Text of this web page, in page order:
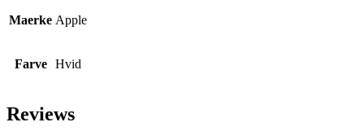
Maerke Apple
Farve Hvid
Reviews